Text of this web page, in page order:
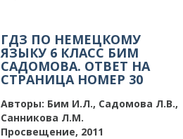
ГДЗ ПО НЕМЕЦКОМУ
ЯЗЫКУ 6 КЛАСС БИМ
САДОМОВА. ОТВЕТ НА
СТРАНИЦА НОМЕР 30
Авторы: Бим И.Л., Садомова Л.В.,
Санникова Л.М.
Просвещение, 2011